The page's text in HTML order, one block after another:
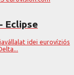
Eclipse
idei eurovíziós